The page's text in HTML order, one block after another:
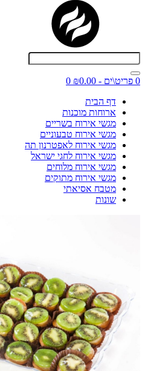
0 פריט\ים - ₪0.00
0
דף הבית
ארוחות מוכנות
מגשי אירוח בשריים
מגשי אירוח טבעוניים
מגשי אירוח לאפטרנון תה
מגשי אירוח לחגי ישראל
מגשי אירוח מלוחים
מגשי אירוח מתוקים
מטבח אסיאתי
שונות